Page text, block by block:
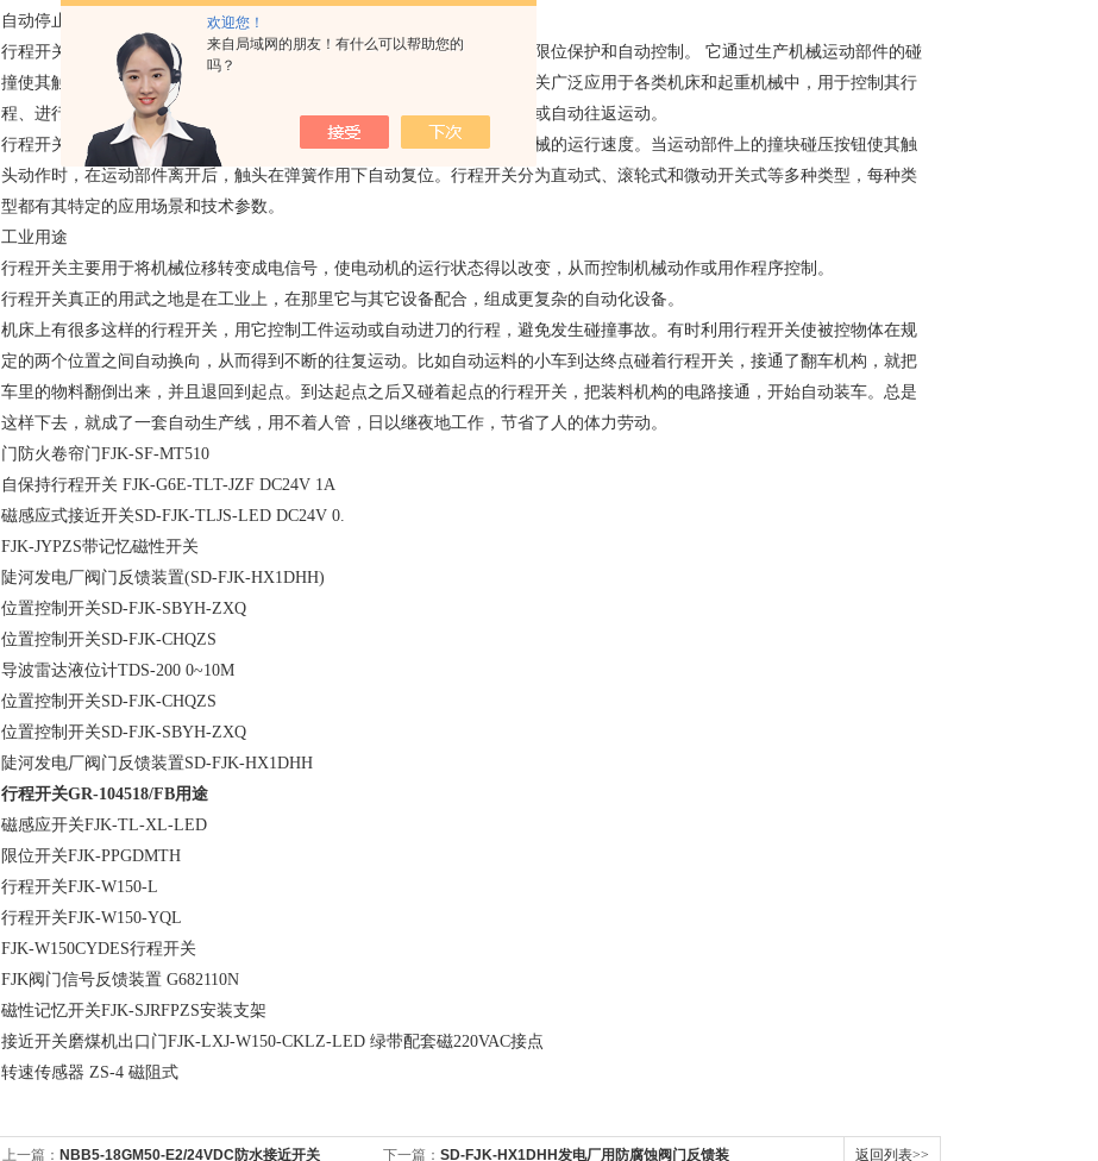
欢迎您！
来自局域网的朋友！有什么可以帮助您的
吗？
自动停止、反向运动、变速运动或自动往返运动等。
‌行程开关是一种常用的小电流主令电器，主要用于控制机械设备的行程、限位保护和自动控制。‌ 它通过生产机械运动部件的碰
撞使其触头动作，从而实现接通或分断控制电路，达到控制目的。行程开关广泛应用于各类机床和起重机械中，用于控制其行
程、进行终端限位保护，确保机械按预定位置或行程自动停止、反向运动或自动往返运动。‌
行程开关的工作原理类似于按钮开关，但其触点的分合速度取决于生产机械的运行速度。当运动部件上的撞块碰压按钮使其触
头动作时，在运动部件离开后，触头在弹簧作用下自动复位。行程开关分为直动式、滚轮式和微动开关式等多种类型，每种类
型都有其特定的应用场景和技术参数。
工业用途
行程开关主要用于将机械位移转变成电信号，使电动机的运行状态得以改变，从而控制机械动作或用作程序控制。
行程开关真正的用武之地是在工业上，在那里它与其它设备配合，组成更复杂的自动化设备。
机床上有很多这样的行程开关，用它控制工件运动或自动进刀的行程，避免发生碰撞事故。有时利用行程开关使被控物体在规
定的两个位置之间自动换向，从而得到不断的往复运动。比如自动运料的小车到达终点碰着行程开关，接通了翻车机构，就把
车里的物料翻倒出来，并且退回到起点。到达起点之后又碰着起点的行程开关，把装料机构的电路接通，开始自动装车。总是
这样下去，就成了一套自动生产线，用不着人管，日以继夜地工作，节省了人的体力劳动。
门防火卷帘门FJK-SF-MT510
自保持行程开关 FJK-G6E-TLT-JZF DC24V 1A
磁感应式接近开关SD-FJK-TLJS-LED DC24V 0.
FJK-JYPZS带记忆磁性开关
陡河发电厂阀门反馈装置(SD-FJK-HX1DHH)
位置控制开关SD-FJK-SBYH-ZXQ
位置控制开关SD-FJK-CHQZS
导波雷达液位计TDS-200 0~10M
位置控制开关SD-FJK-CHQZS
位置控制开关SD-FJK-SBYH-ZXQ
陡河发电厂阀门反馈装置SD-FJK-HX1DHH
行程开关GR-104518/FB用途
磁感应开关FJK-TL-XL-LED
限位开关FJK-PPGDMTH
行程开关FJK-W150-L
行程开关FJK-W150-YQL
FJK-W150CYDES行程开关
FJK阀门信号反馈装置 G682110N
磁性记忆开关FJK-SJRFPZS安装支架
接近开关磨煤机出口门FJK-LXJ-W150-CKLZ-LED 绿带配套磁220VAC接点
转速传感器 ZS-4 磁阻式
上一篇： NBB5-18GM50-E2/24VDC防水接近开关 下一篇： SD-FJK-HX1DHH发电厂用防腐蚀阀门反馈装 返回列表>>